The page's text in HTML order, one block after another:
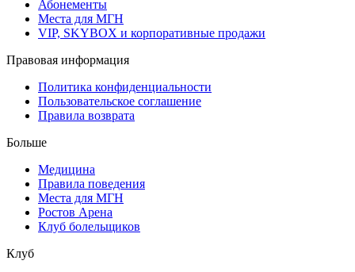
Абонементы
Места для МГН
VIP, SKYBOX и корпоративные продажи
Правовая информация
Политика конфиденциальности
Пользовательское соглашение
Правила возврата
Больше
Медицина
Правила поведения
Места для МГН
Ростов Арена
Клуб болельщиков
Клуб